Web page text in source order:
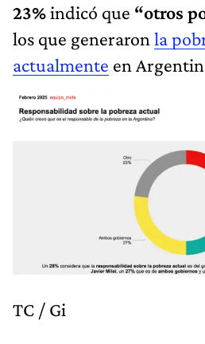
23%indicó que “otros
los que generaron la
actualmente en
TC / Gi